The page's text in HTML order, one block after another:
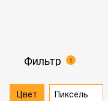
Фильтр 1
Цвет Пиксель